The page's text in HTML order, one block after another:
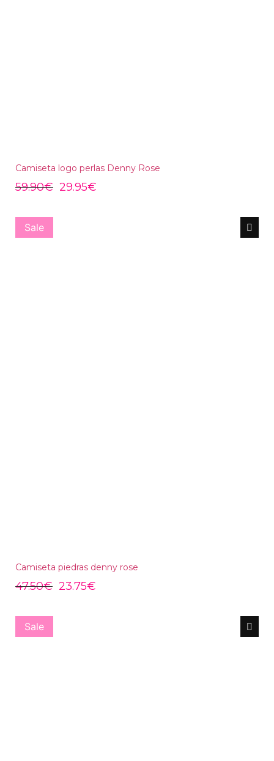
Camiseta logo perlas Denny Rose
59.90€ 29.95€
Sale
Camiseta piedras denny rose
47.50€ 23.75€
Sale